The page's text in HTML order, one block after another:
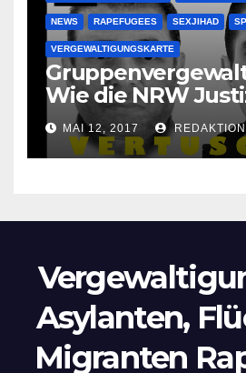
NEWS RAPEFUGEES SEXJIHAD
VERGEWALTIGUNGSKARTE
Wie die NRW
Lokalzeitung
Bilder zu
MAI 12, 2017 REDAKTION
Asylanten,
Migranten